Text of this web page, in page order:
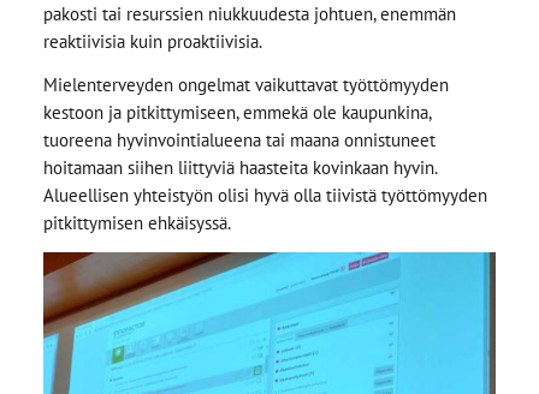
pakosti tai resurssien niukkuudesta johtuen, enemmän
reaktiivisia kuin proaktiivisia.
Mielenterveyden ongelmat vaikuttavat työttömyyden
kestoon ja pitkittymiseen, emmekä ole kaupunkina,
tuoreena hyvinvointialueena tai maana onnistuneet
hoitamaan siihen liittyviä haasteita kovinkaan hyvin.
Alueellisen yhteistyön olisi hyvä olla tiivistä työttömyyden
pitkittymisen ehkäisyssä.